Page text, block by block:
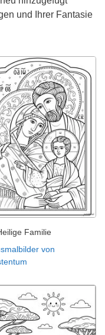
und Ihrer Fantasie
Familie
von